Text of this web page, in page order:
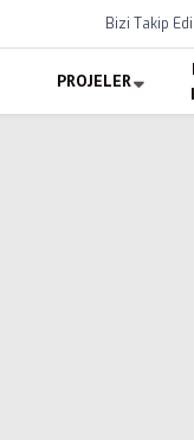
Bizi Takip
PROJELER